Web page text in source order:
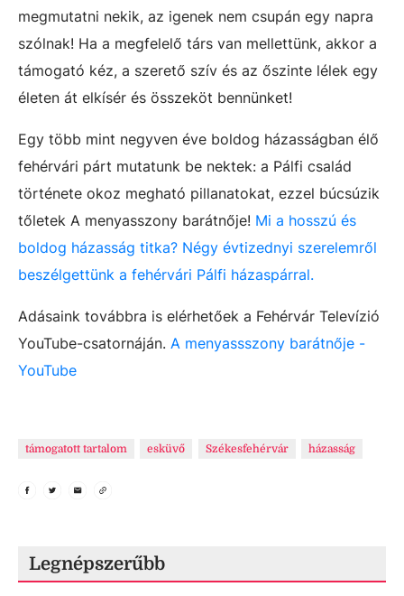
megmutatni nekik, az igenek nem csupán egy napra
szólnak! Ha a megfelelő társ van mellettünk, akkor a
támogató kéz, a szerető szív és az őszinte lélek egy
életen át elkísér és összeköt bennünket!
Egy több mint negyven éve boldog házasságban élő
fehérvári párt mutatunk be nektek: a Pálfi család
története okoz megható pillanatokat, ezzel búcsúzik
tőletek A menyasszony barátnője! Mi a hosszú és
boldog házasság titka? Négy évtizednyi szerelemről
beszélgettünk a fehérvári Pálfi házaspárral.
Adásaink továbbra is elérhetőek a Fehérvár Televízió
YouTube-csatornáján. A menyassszony barátnője -
YouTube
támogatott tartalom esküvő Székesfehérvár házasság
Legnépszerűbb